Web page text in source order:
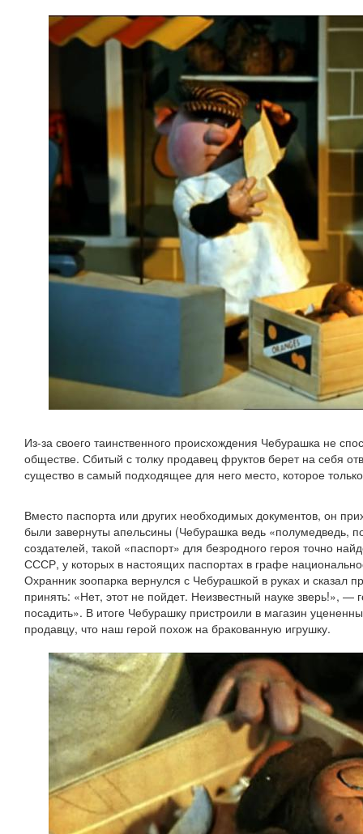
Из-за своего таинственного происхождения Чебурашка не
обществе. Сбитый с толку продавец фруктов берет на себя
существо в самый подходящее для него место, которое
Вместо паспорта или других необходимых документов, он
были завернуты апельсины (Чебурашка ведь «полумедведь,
создателей, такой «паспорт» для безродного героя точно
СССР, у которых в настоящих паспортах в графе
Охранник зоопарка вернулся с Чебурашкой в руках и сказал
принять: «Нет, этот не пойдет. Неизвестный науке зверь!», —
посадить». В итоге Чебурашку пристроили в магазин
продавцу, что наш герой похож на бракованную игрушку.